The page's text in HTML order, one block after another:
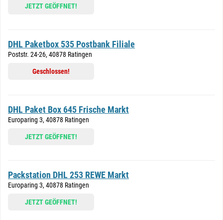
JETZT GEÖFFNET!
DHL Paketbox 535 Postbank Filiale
Poststr. 24-26, 40878 Ratingen
Geschlossen!
DHL Paket Box 645 Frische Markt
Europaring 3, 40878 Ratingen
JETZT GEÖFFNET!
Packstation DHL 253 REWE Markt
Europaring 3, 40878 Ratingen
JETZT GEÖFFNET!